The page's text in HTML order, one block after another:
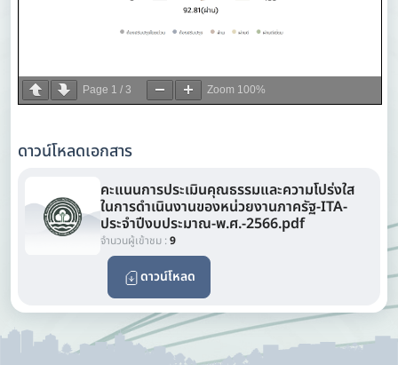
Page 1 / 3 Zoom 100%
ดาวน์โหลดเอกสาร
คะแนนการประเมินคุณธรรมและความโปร่งใส
ในการดำเนินงานของหน่วยงานภาครัฐ-ITA-
ประจำปีงบประมาณ-พ.ศ.-2566.pdf
จำนวนผู้เข้าชม :9
ดาวน์โหลด